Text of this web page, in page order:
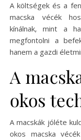
A költségek és a
macska vécék
kínálnak, mint a
megfontolni a
hanem a gazdi
A
okos
A macskák jóléte
okos macska